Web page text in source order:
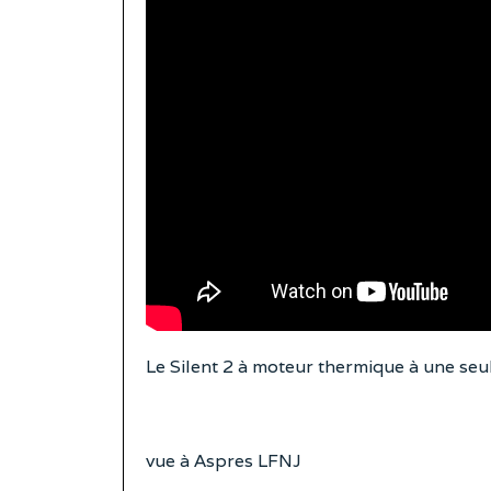
Le Silent 2 à moteur thermique à une
vue à Aspres LFNJ